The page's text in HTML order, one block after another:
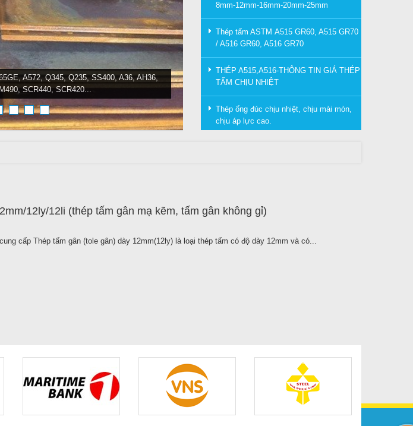
A572, Q345, Q235, SS400, A36, AH36,
SCR440, SCR420...
8mm-12mm-16mm-20mm-25mm
Thép tấm ASTM A515 GR60, A515 GR70
/ A516 GR60, A516 GR70
THÉP A515,A516-THÔNG TIN GIÁ THÉP
TẤM CHỊU NHIỆT
Thép ống đúc chịu nhiệt, chịu mài mòn,
chịu áp lực cao.
12ly/12li (thép tấm gân mạ kẽm, tấm gân không gỉ)
cấp Thép tấm gân (tole gân) dày 12mm(12ly) là loại thép tấm có độ dày 12mm và có...